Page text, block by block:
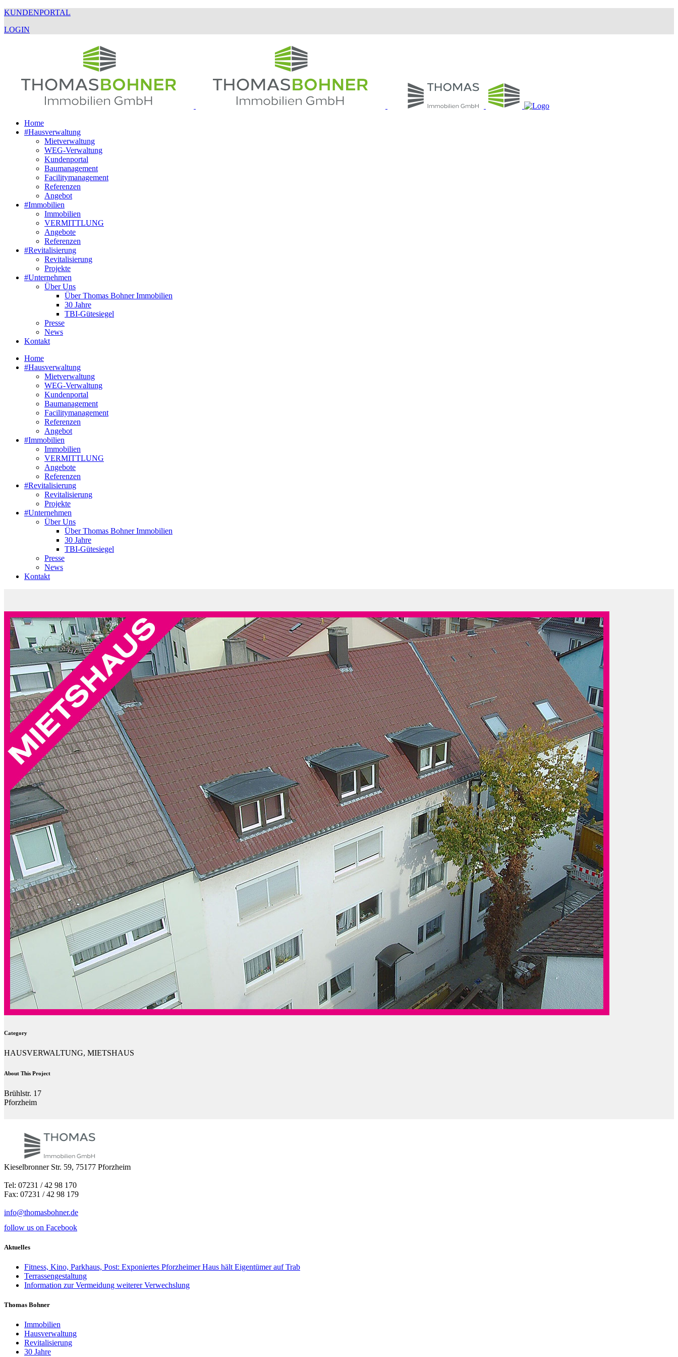
KUNDENPORTAL
LOGIN
Home
#Hausverwaltung
Mietverwaltung
WEG-Verwaltung
Kundenportal
Baumanagement
Facilitymanagement
Referenzen
Angebot
#Immobilien
Immobilien
VERMITTLUNG
Angebote
Referenzen
#Revitalisierung
Revitalisierung
Projekte
#Unternehmen
Über Uns
Über Thomas Bohner Immobilien
30 Jahre
TBI-Gütesiegel
Presse
News
Kontakt
Home
#Hausverwaltung
Mietverwaltung
WEG-Verwaltung
Kundenportal
Baumanagement
Facilitymanagement
Referenzen
Angebot
#Immobilien
Immobilien
VERMITTLUNG
Angebote
Referenzen
#Revitalisierung
Revitalisierung
Projekte
#Unternehmen
Über Uns
Über Thomas Bohner Immobilien
30 Jahre
TBI-Gütesiegel
Presse
News
Kontakt
Category
HAUSVERWALTUNG, MIETSHAUS
About This Project
Brühlstr. 17
Pforzheim
Kieselbronner Str. 59, 75177 Pforzheim
Tel: 07231 / 42 98 170
Fax: 07231 / 42 98 179
info@thomasbohner.de
follow us on Facebook
Aktuelles
Fitness, Kino, Parkhaus, Post: Exponiertes Pforzheimer Haus hält Eigentümer auf Trab
Terrassengestaltung
Information zur Vermeidung weiterer Verwechslung
Thomas Bohner
Immobilien
Hausverwaltung
Revitalisierung
30 Jahre